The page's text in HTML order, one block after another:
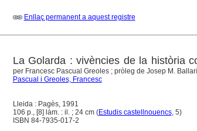
Enllaç permanent a aquest registre
La Golarda : vivències de la història
per Francesc Pascual Greoles ; pròleg de Josep M.
Pascual i Greoles, Francesc
Lleida : Pagès, 1991
106 p., [8] làm. : il. ; 24 cm (Estudis castellnouencs, 5)
ISBN 84-7935-017-2